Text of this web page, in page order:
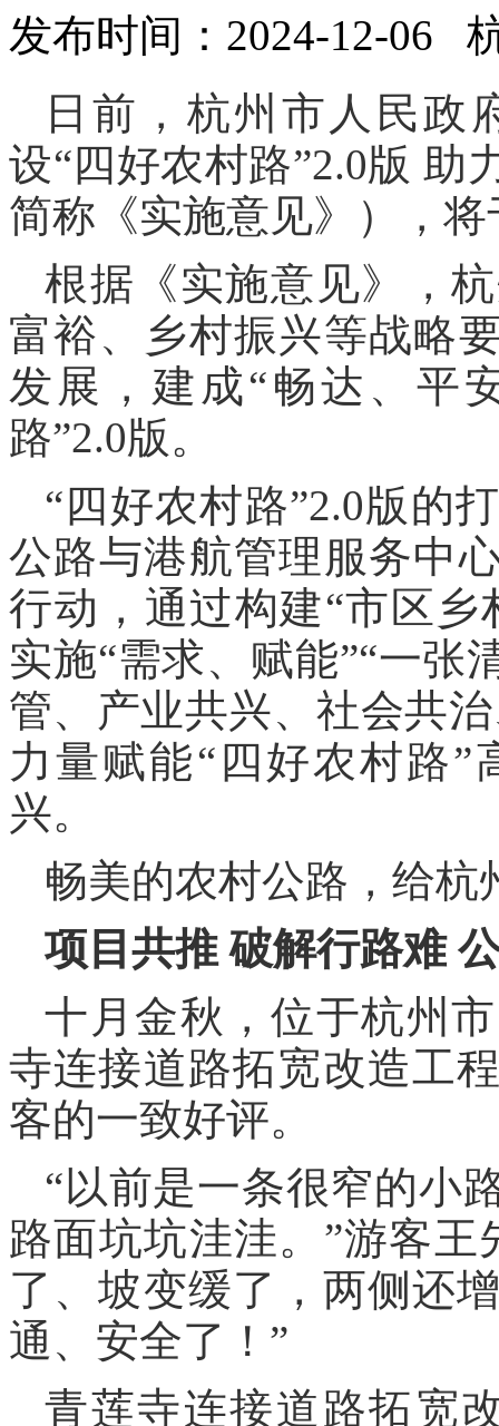
发布时间：2024-12-06
日前，杭州市人民政
设“四好农村路”2.0版 助
简称《实施意见》），
根据《实施意见》，
富裕、乡村振兴等战略
发展，建成“畅达、平
路”2.0版。
“四好农村路”2.0版的
公路与港航管理服务中
行动，通过构建“市区乡
实施“需求、赋能”“一张
管、产业共兴、社会共
力量赋能“四好农村路
兴。
畅美的农村公路，给
项目共推 破解行路难
十月金秋，位于杭州
寺连接道路拓宽改造工
客的一致好评。
“以前是一条很窄的小
路面坑坑洼洼。”游客
了、坡变缓了，两侧还
通、安全了！”
青莲寺连接道路拓宽